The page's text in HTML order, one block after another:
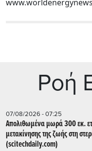
Ρoή
07/08/2026 - 07:25
Απολιθωμένα μωρά 300 εκ.
μετακίνησης της ζωής στη
(scitechdaily.com)